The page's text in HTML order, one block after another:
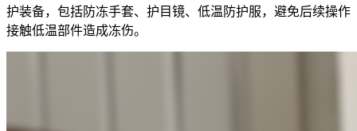
护装备，包括防冻手套、护目镜、低温防护服，避免后续操作
接触低温部件造成冻伤。